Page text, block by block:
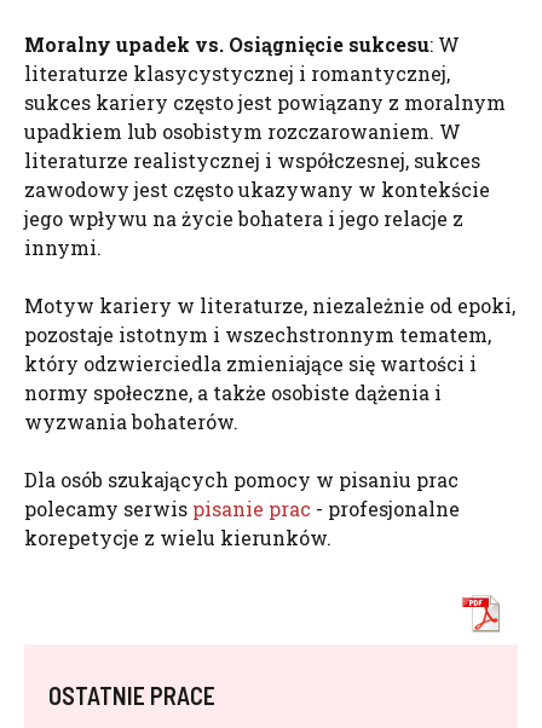
Moralny upadek vs. Osiągnięcie sukcesu: W
literaturze klasycystycznej i romantycznej,
sukces kariery często jest powiązany z moralnym
upadkiem lub osobistym rozczarowaniem. W
literaturze realistycznej i współczesnej, sukces
zawodowy jest często ukazywany w kontekście
jego wpływu na życie bohatera i jego relacje z
innymi.
Motyw kariery w literaturze, niezależnie od epoki,
pozostaje istotnym i wszechstronnym tematem,
który odzwierciedla zmieniające się wartości i
normy społeczne, a także osobiste dążenia i
wyzwania bohaterów.
Dla osób szukających pomocy w pisaniu prac
polecamy serwis pisanie prac - profesjonalne
korepetycje z wielu kierunków.
OSTATNIE PRACE